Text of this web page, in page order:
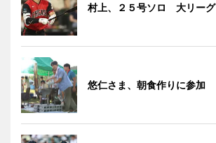
村上、２５号ソロ 大リーグ
悠仁さま、朝食作りに参加